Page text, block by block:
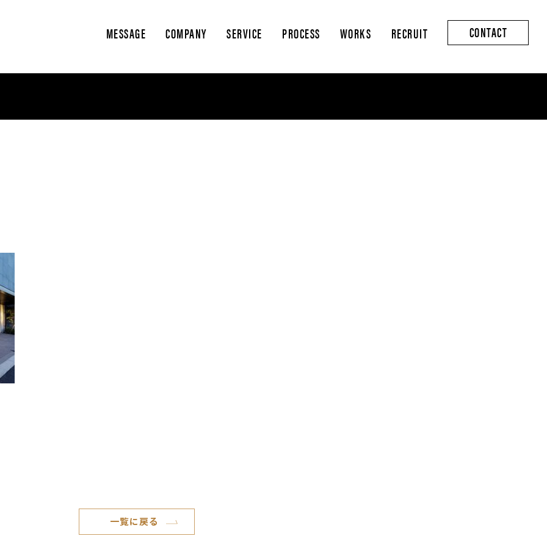
MESSAGE COMPANY SERVICE PROCESS WORKS RECRUIT CONTACT
一覧に戻る